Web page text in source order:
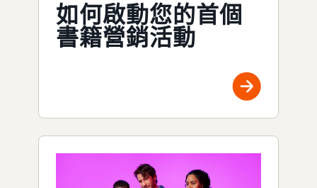
如何啟動您的首個
書籍營銷活動